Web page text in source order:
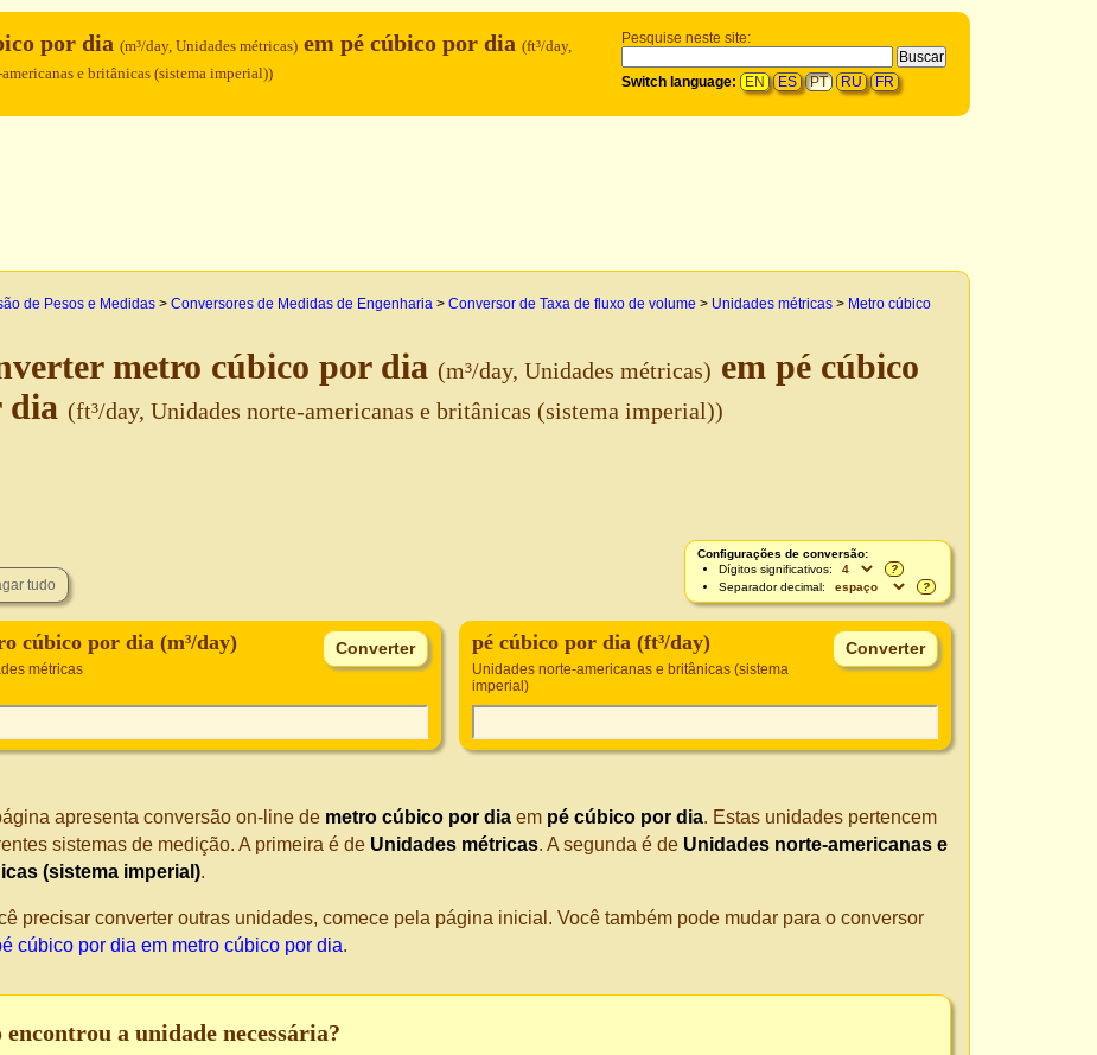
Pesquise neste site:
Switch language: EN ES PT RU FR
por dia (m³/day, Unidades métricas) em pé cúbico por dia (ft³/day,
e britânicas (sistema imperial))
de Pesos e Medidas > Conversores de Medidas de Engenharia > Conversor de Taxa de fluxo de volume > Unidades métricas > Metro cúbico
metro cúbico por dia (m³/day, Unidades métricas) em pé cúbico
dia (ft³/day, Unidades norte-americanas e britânicas (sistema imperial))
Configurações de conversão:
Dígitos significativos:
?
Separador decimal:
?
cúbico por dia (m³/day)
métricas
pé cúbico por dia (ft³/day)
Unidades norte-americanas e britânicas (sistema
imperial)
apresenta conversão on-line de metro cúbico por dia em pé cúbico por dia. Estas unidades pertencem
sistemas de medição. A primeira é de Unidades métricas. A segunda é de Unidades norte-americanas e
(sistema imperial).
precisar converter outras unidades, comece pela página inicial. Você também pode mudar para o conversor
cúbico por dia em metro cúbico por dia.
encontrou a unidade necessária?